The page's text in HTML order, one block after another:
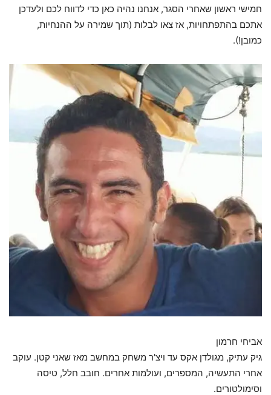
חמישי ראשון שאחרי הסגר, אנחנו נהיה כאן כדי לדווח לכם ולעדכן
אתכם בהתפתחויות, אז צאו לבלות (תוך שמירה על ההנחיות,
כמובן!).
אביחי חרמון
גיק עתיק, מגולדן אקס עד ויצ'ר משחק במחשב מאז שאני קטן. עוקב
אחרי התעשיה, המספרים, ועולמות אחרים. חובב חלל, טיסה
וסימולטורים.